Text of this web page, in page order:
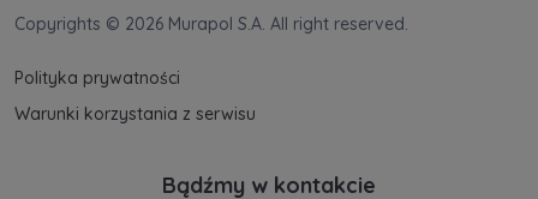
Copyrights © 2026 Murapol S.A. All right reserved.
Polityka prywatności
Warunki korzystania z serwisu
Bądźmy w kontakcie